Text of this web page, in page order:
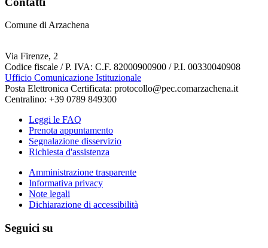
Comune di Arzachena
Via Firenze, 2
Codice fiscale / P. IVA: C.F. 82000900900 / P.I. 00330040908
Ufficio Comunicazione Istituzionale
Posta Elettronica Certificata: protocollo@pec.comarzachena.it
Centralino: +39 0789 849300
Leggi le FAQ
Prenota appuntamento
Segnalazione disservizio
Richiesta d'assistenza
Amministrazione trasparente
Informativa privacy
Note legali
Dichiarazione di accessibilità
Seguici su